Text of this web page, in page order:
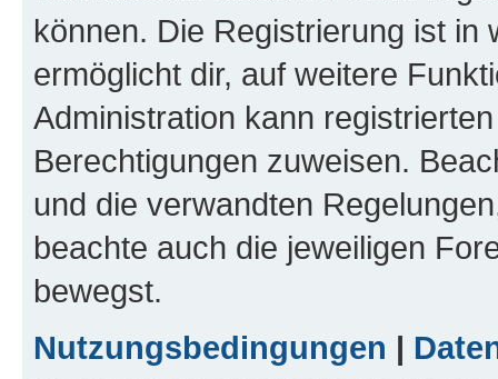
können. Die Registrierung ist in
ermöglicht dir, auf weitere
Administration kann
Berechtigungen zuweisen.
und die verwandten
beachte auch die jeweiligen
bewegst.
Nutzungsbedingungen |